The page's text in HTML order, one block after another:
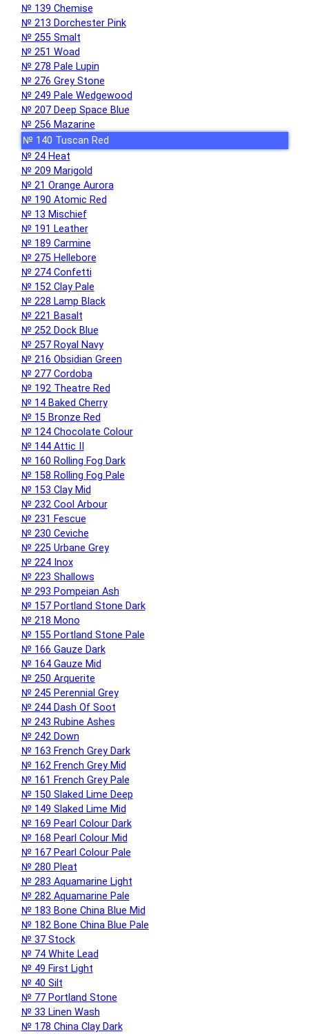
№ 139 Chemise
№ 213 Dorchester Pink
№ 255 Smalt
№ 251 Woad
№ 278 Pale Lupin
№ 276 Grey Stone
№ 249 Pale Wedgewood
№ 207 Deep Space Blue
№ 256 Mazarine
№ 140 Tuscan Red
№ 24 Heat
№ 209 Marigold
№ 21 Orange Aurora
№ 190 Atomic Red
№ 13 Mischief
№ 191 Leather
№ 189 Carmine
№ 275 Hellebore
№ 274 Confetti
№ 152 Clay Pale
№ 228 Lamp Black
№ 221 Basalt
№ 252 Dock Blue
№ 257 Royal Navy
№ 216 Obsidian Green
№ 277 Cordoba
№ 192 Theatre Red
№ 14 Baked Cherry
№ 15 Bronze Red
№ 124 Chocolate Colour
№ 144 Attic II
№ 160 Rolling Fog Dark
№ 158 Rolling Fog Pale
№ 153 Clay Mid
№ 232 Cool Arbour
№ 231 Fescue
№ 230 Ceviche
№ 225 Urbane Grey
№ 224 Inox
№ 223 Shallows
№ 293 Pompeian Ash
№ 157 Portland Stone Dark
№ 218 Mono
№ 155 Portland Stone Pale
№ 166 Gauze Dark
№ 164 Gauze Mid
№ 250 Arquerite
№ 245 Perennial Grey
№ 244 Dash Of Soot
№ 243 Rubine Ashes
№ 242 Down
№ 163 French Grey Dark
№ 162 French Grey Mid
№ 161 French Grey Pale
№ 150 Slaked Lime Deep
№ 149 Slaked Lime Mid
№ 169 Pearl Colour Dark
№ 168 Pearl Colour Mid
№ 167 Pearl Colour Pale
№ 280 Pleat
№ 283 Aquamarine Light
№ 282 Aquamarine Pale
№ 183 Bone China Blue Mid
№ 182 Bone China Blue Pale
№ 37 Stock
№ 74 White Lead
№ 49 First Light
№ 40 Silt
№ 77 Portland Stone
№ 33 Linen Wash
№ 178 China Clay Dark